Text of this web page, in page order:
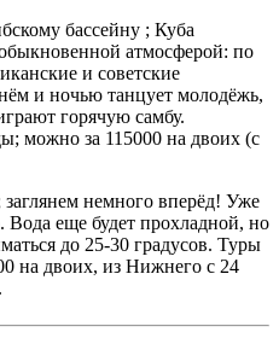
бассейну ; Куба
атмосферой: по
и советские
и ночью танцует молодёжь,
горячую самбу.
можно за 115000 на двоих (с
немного вперёд! Уже
еще будет прохладной, но
до 25-30 градусов. Туры
на двоих, из Нижнего с 24